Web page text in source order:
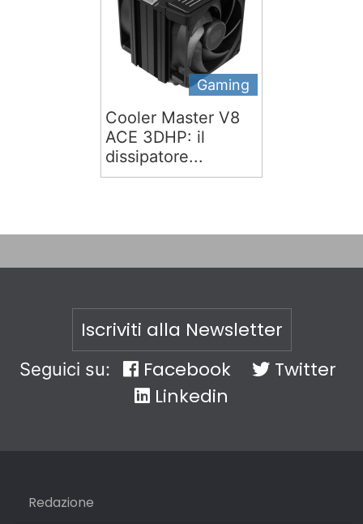
Gaming
Cooler Master V8
ACE 3DHP: il
dissipatore...
Iscriviti alla Newsletter
Seguici su: Facebook
Twitter
Linkedin
Redazione